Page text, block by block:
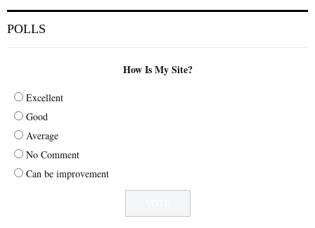
POLLS
How Is My Site?
Excellent
Good
Average
No Comment
Can be improvement